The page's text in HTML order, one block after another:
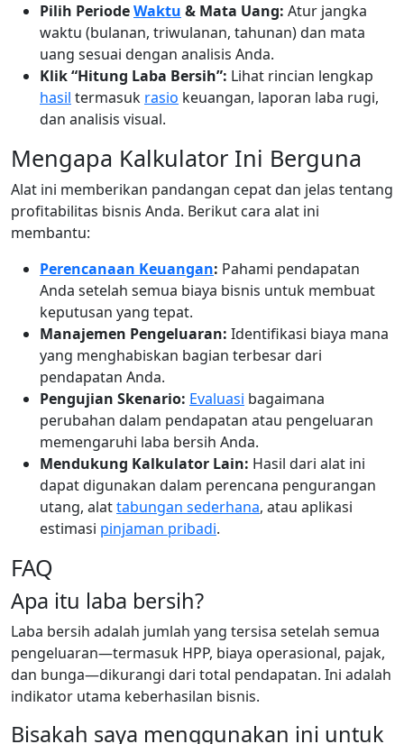
Pilih PeriodeWaktu & Mata Uang: Atur jangka
waktu (bulanan, triwulanan, tahunan) dan mata
uang sesuai dengan analisis Anda.
Klik “Hitung Laba Bersih”: Lihat rincian lengkap
hasil termasuk rasio keuangan, laporan laba rugi,
dan analisis visual.
Mengapa Kalkulator Ini Berguna
Alat ini memberikan pandangan cepat dan jelas tentang
profitabilitas bisnis Anda. Berikut cara alat ini
membantu:
Perencanaan Keuangan: Pahami pendapatan
Anda setelah semua biaya bisnis untuk membuat
keputusan yang tepat.
Manajemen Pengeluaran: Identifikasi biaya mana
yang menghabiskan bagian terbesar dari
pendapatan Anda.
Pengujian Skenario: Evaluasi bagaimana
perubahan dalam pendapatan atau pengeluaran
memengaruhi laba bersih Anda.
Mendukung Kalkulator Lain: Hasil dari alat ini
dapat digunakan dalam perencana pengurangan
utang, alattabungan sederhana, atau aplikasi
estimasi pinjaman pribadi.
FAQ
Apa itu laba bersih?
Laba bersih adalah jumlah yang tersisa setelah semua
pengeluaran—termasuk HPP, biaya operasional, pajak,
dan bunga—dikurangi dari total pendapatan. Ini adalah
indikator utama keberhasilan bisnis.
Bisakah saya menggunakan ini untuk